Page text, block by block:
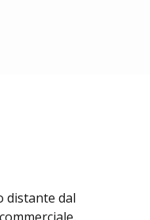
distante dal